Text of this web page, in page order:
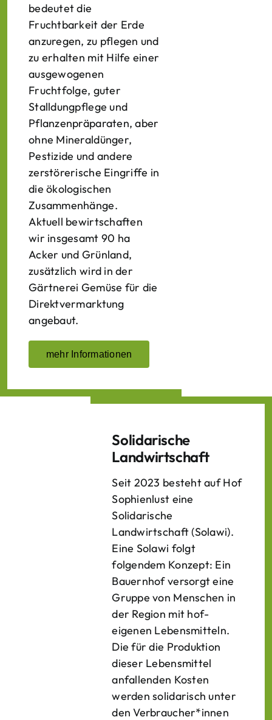
bedeutet die
Fruchtbarkeit der Erde
anzuregen, zu pflegen und
zu erhalten mit Hilfe einer
ausgewogenen
Fruchtfolge, guter
Stalldungpflege und
Pflanzenpräparaten, aber
ohne Mineraldünger,
Pestizide und andere
zerstörerische Eingriffe in
die ökologischen
Zusammenhänge.
Aktuell bewirtschaften
wir insgesamt 90 ha
Acker und Grünland,
zusätzlich wird in der
Gärtnerei Gemüse für die
Direktvermarktung
angebaut.
mehr Informationen
Solidarische
Landwirtschaft
Seit 2023 besteht auf Hof
Sophienlust eine
Solidarische
Landwirtschaft (Solawi).
Eine Solawi folgt
folgendem Konzept: Ein
Bauern­hof versorgt eine
Gruppe von Menschen in
der Region mit hof­
eigenen Lebens­mitteln.
Die für die Produktion
dieser Lebens­mittel
anfallenden Kosten
werden solidarisch unter
den Verbraucher*­innen